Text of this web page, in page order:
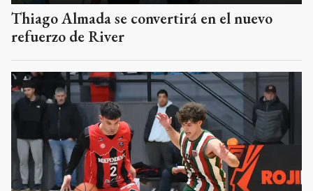
Thiago Almada se convertirá en el nuevo
refuerzo de River